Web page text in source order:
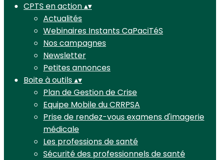
CPTS en action▴▾
Actualités
Webinaires Instants CaPaciTéS
Nos campagnes
Newsletter
Petites annonces
Boite à outils▴▾
Plan de Gestion de Crise
Equipe Mobile du CRRPSA
Prise de rendez-vous examens d'imagerie
médicale
Les professions de santé
Sécurité des professionnels de santé